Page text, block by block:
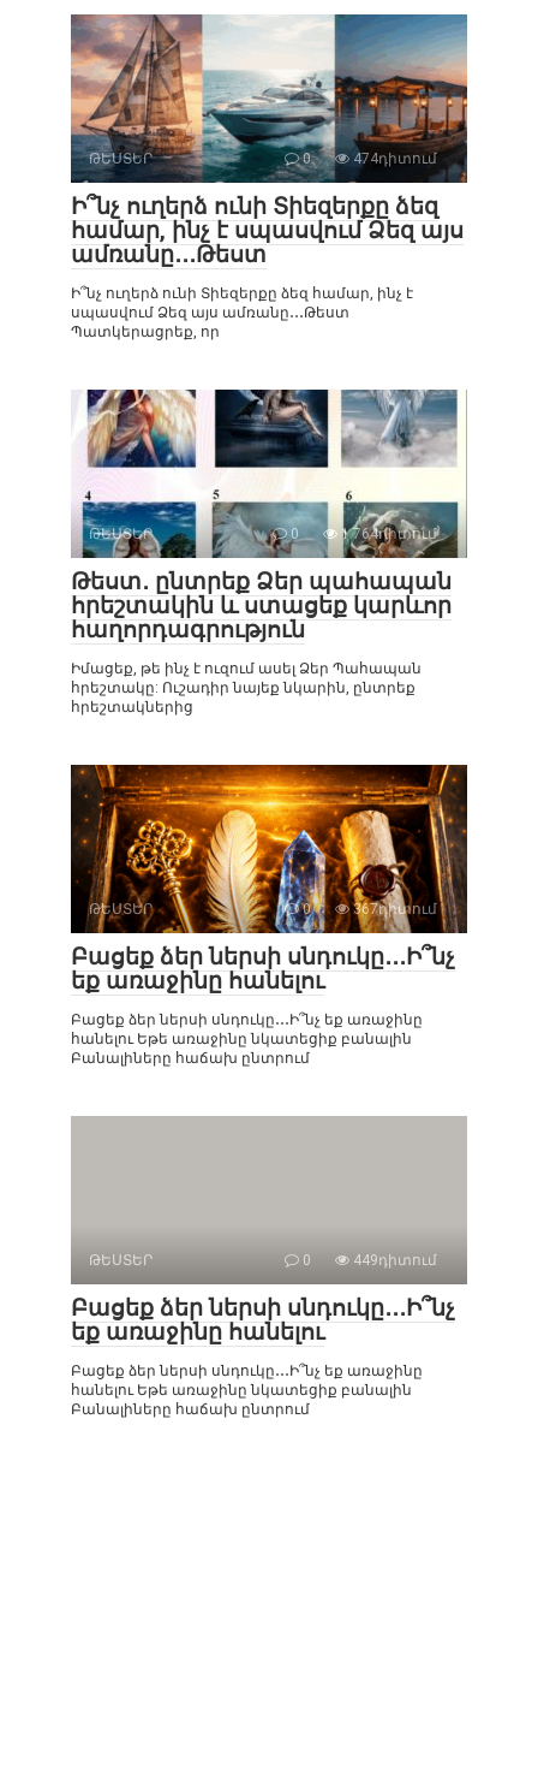
ԹԵՍՏԵՐ 0 474դիտում
Ի՞նչ ուղերձ ունի Տիեզերքը ձեզ
համար, ինչ է սպասվում Ձեզ այս
ամռանը․․․Թեստ
Ի՞նչ ուղերձ ունի Տիեզերքը ձեզ համար, ինչ է
սպասվում Ձեզ այս ամռանը․․․Թեստ
Պատկերացրեք, որ
ԹԵՍՏԵՐ 0 1 764դիտում
Թեստ․ ընտրեք Ձեր պահապան
հրեշտակին և ստացեք կարևոր
հաղորդագրություն
Իմացեք, թե ինչ է ուզում ասել Ձեր Պահապան
հրեշտակը: Ուշադիր նայեք նկարին, ընտրեք
հրեշտակներից
ԹԵՍՏԵՐ 0 367դիտում
Բացեք ձեր ներսի սնդուկը․․․Ի՞նչ
եք առաջինը հանելու
Բացեք ձեր ներսի սնդուկը․․․Ի՞նչ եք առաջինը
հանելու Եթե ​​առաջինը նկատեցիք բանալին
Բանալիները հաճախ ընտրում
ԹԵՍՏԵՐ 0 449դիտում
Բացեք ձեր ներսի սնդուկը․․․Ի՞նչ
եք առաջինը հանելու
Բացեք ձեր ներսի սնդուկը․․․Ի՞նչ եք առաջինը
հանելու Եթե ​​առաջինը նկատեցիք բանալին
Բանալիները հաճախ ընտրում